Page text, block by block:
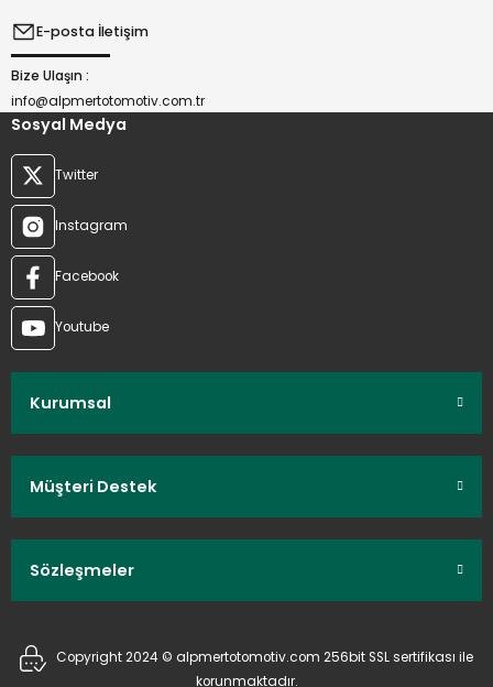
E-posta İletişim
Bize Ulaşın :
info@alpmertotomotiv.com.tr
Sosyal Medya
Twitter
Instagram
Facebook
Youtube
Kurumsal
Müşteri Destek
Sözleşmeler
Copyright 2024 © alpmertotomotiv.com 256bit SSL sertifikası ile
korunmaktadır.